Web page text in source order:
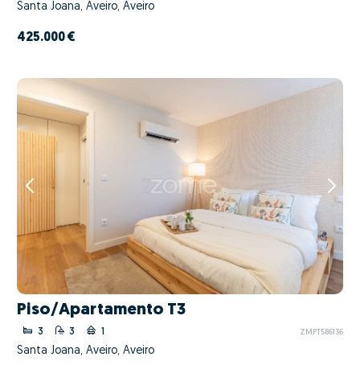
Santa Joana, Aveiro, Aveiro
425.000 €
Piso/Apartamento T3
3 3 1 ZMPT586136
Santa Joana, Aveiro, Aveiro